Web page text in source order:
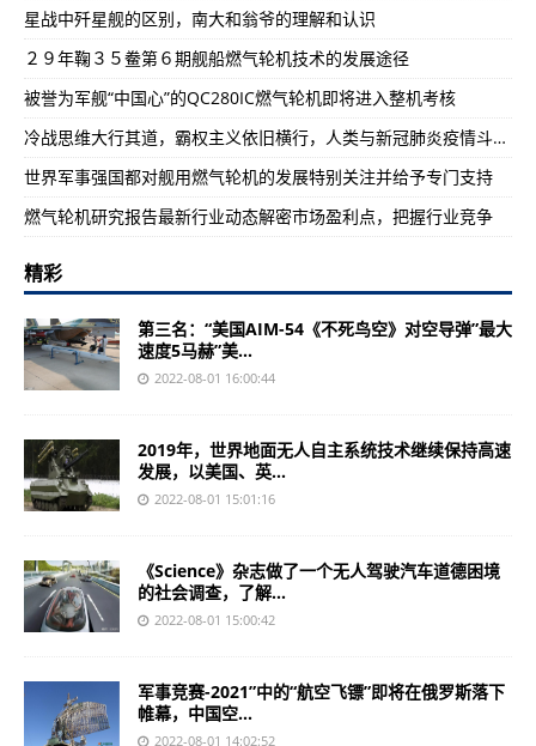
星战中歼星舰的区别，南大和翁爷的理解和认识
２９年鞠３５鲞第６期舰船燃气轮机技术的发展途径
被誉为军舰“中国心”的QC280IC燃气轮机即将进入整机考核
冷战思维大行其道，霸权主义依旧横行，人类与新冠肺炎疫情斗争仍持续
世界军事强国都对舰用燃气轮机的发展特别关注并给予专门支持
燃气轮机研究报告最新行业动态解密市场盈利点，把握行业竞争
精彩
第三名：“美国AIM-54《不死鸟空》对空导弹”最大
速度5马赫”美...
2022-08-01 16:00:44
2019年，世界地面无人自主系统技术继续保持高速
发展，以美国、英...
2022-08-01 15:01:16
《Science》杂志做了一个无人驾驶汽车道德困境
的社会调查，了解...
2022-08-01 15:00:42
军事竞赛-2021”中的“航空飞镖”即将在俄罗斯落下
帷幕，中国空...
2022-08-01 14:02:52